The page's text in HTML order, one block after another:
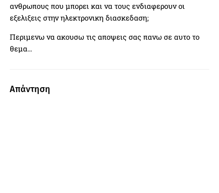
ανθρωπους που μπορει και να τους ενδιαφερουν οι
εξελιξεις στην ηλεκτρονικη διασκεδαση;
Περιμενω να ακουσω τις αποψεις σας πανω σε αυτο το
θεμα…
Απάντηση